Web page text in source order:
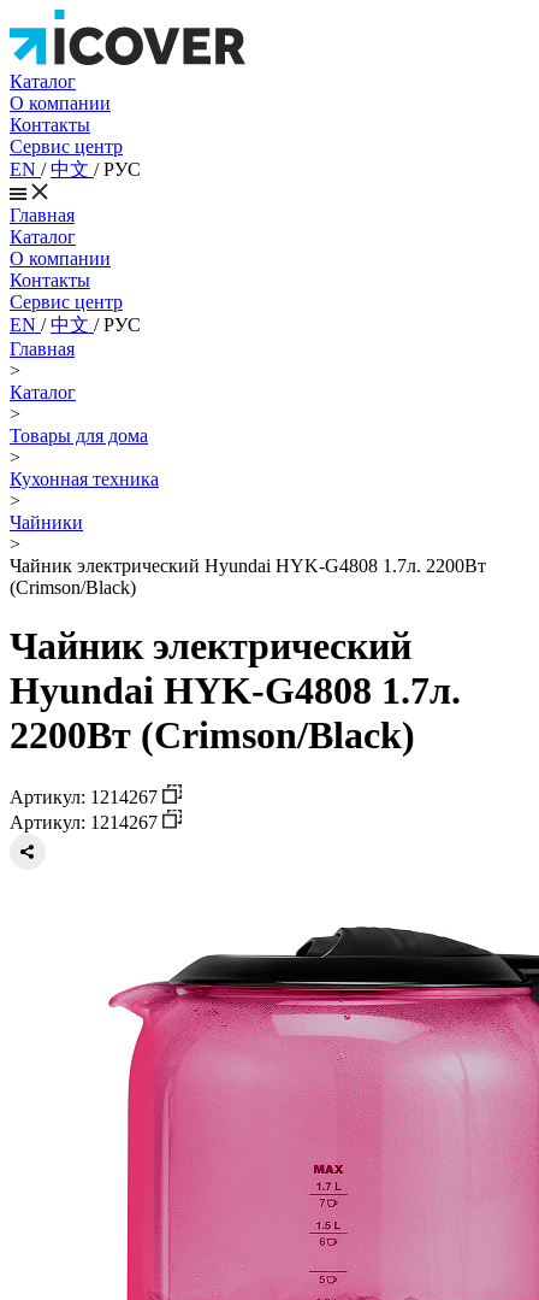
Каталог
О компании
Контакты
Сервис центр
EN /中文 /РУС
Главная
Каталог
О компании
Контакты
Сервис центр
EN /中文 /РУС
Главная
>
Каталог
>
Товары для дома
>
Кухонная техника
>
Чайники
>
Чайник электрический Hyundai HYK-G4808 1.7л. 2200Вт
(Сrimson/Black)
Чайник электрический
Hyundai HYK-G4808 1.7л.
2200Вт (Сrimson/Black)
Артикул: 1214267
Артикул: 1214267